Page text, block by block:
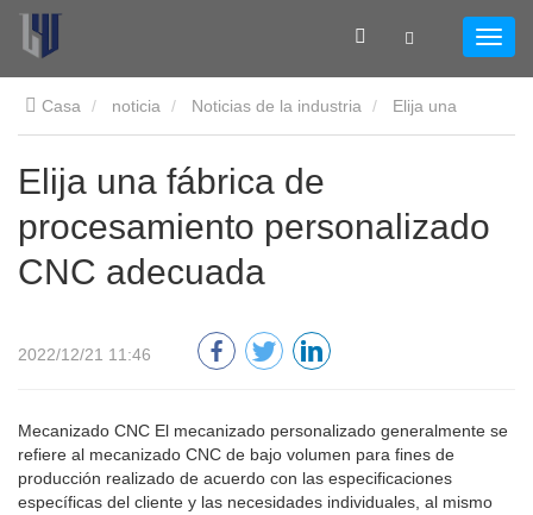
Casa noticia Noticias de la industria
fábrica de procesamiento personalizado CNC adecuada
Elija una fábrica de
procesamiento personalizado
CNC adecuada
2022/12/21 11:46
Mecanizado CNC El mecanizado personalizado generalmente se
refiere al mecanizado CNC de bajo volumen para fines de
producción realizado de acuerdo con las especificaciones
específicas del cliente y las necesidades individuales, al mismo